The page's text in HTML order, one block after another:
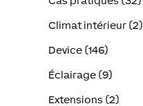
Climat intérieur (2)
Device (146)
Éclairage (9)
Extensions (2)